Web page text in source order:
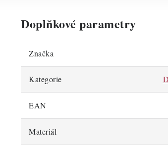
Doplňkové parametry
Značka
Kategorie
EAN
Materiál